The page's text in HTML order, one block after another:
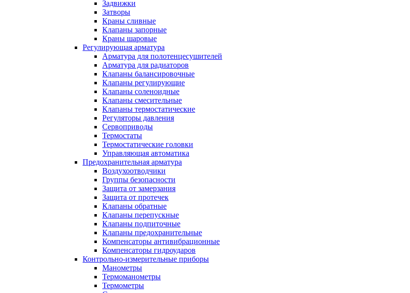
Задвижки
Затворы
Краны сливные
Клапаны запорные
Краны шаровые
Регулирующая арматура
Арматура для полотенцесушителей
Арматура для радиаторов
Клапаны балансировочные
Клапаны регулирующие
Клапаны соленоидные
Клапаны смесительные
Клапаны термостатические
Регуляторы давления
Сервоприводы
Термостаты
Термостатические головки
Управляющая автоматика
Предохранительная арматура
Воздухоотводчики
Группы безопасности
Защита от замерзания
Защита от протечек
Клапаны обратные
Клапаны перепускные
Клапаны подпиточные
Клапаны предохранительные
Компенсаторы антивибрационные
Компенсаторы гидроударов
Контрольно-измерительные приборы
Манометры
Термоманометры
Термометры